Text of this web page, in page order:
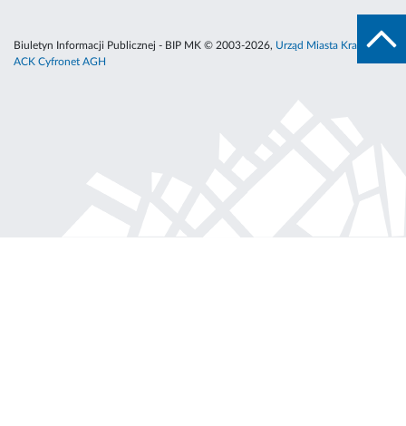
Biuletyn Informacji Publicznej - BIP MK © 2003-2026, Urząd Miasta Krakowa
ACK Cyfronet AGH